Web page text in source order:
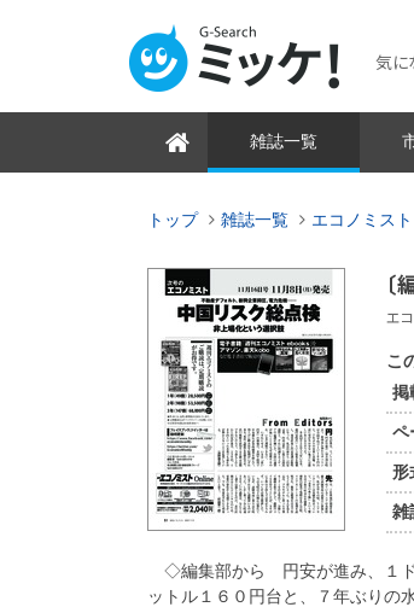
気に
雑誌一覧
トップ 雑誌一覧 エコノミスト
エ
こ
掲
ペ
形
雑
◇編集部から 円安が進み、１ド
ットル１６０円台と、７年ぶり